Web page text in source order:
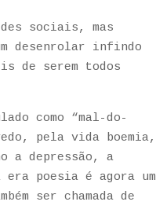
sociais, mas
desenrolar infindo
de serem todos
como “mal-do-
pela vida boemia,
a depressão, a
poesia é agora um
ser chamada de